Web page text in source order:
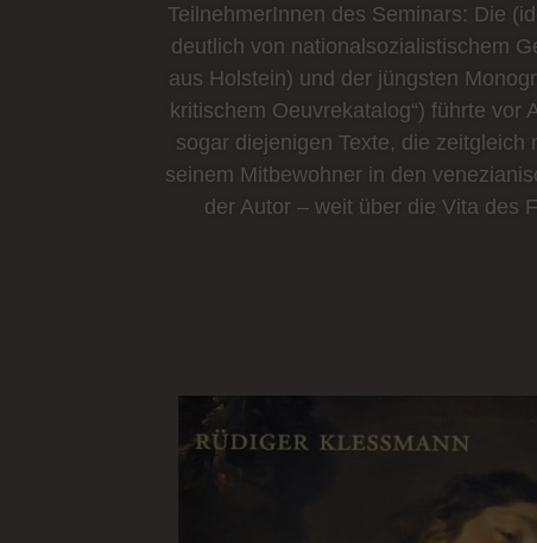
TeilnehmerInnen des Seminars: Die
deutlich von nationalsozialistischem
aus Holstein) und der jüngsten
kritischem Oeuvrekatalog“) führte
sogar diejenigen Texte, die
seinem Mitbewohner in den
der Autor – weit über die Vita des